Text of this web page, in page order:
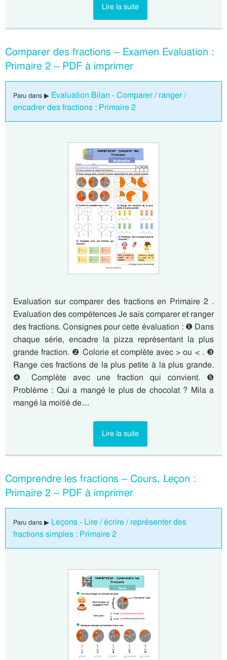
Lire la suite
Comparer des fractions – Examen Evaluation :
Primaire 2 – PDF à imprimer
Paru dans ▶ Evaluation Bilan - Comparer / ranger /
encadrer des fractions : Primaire 2
Evaluation sur comparer des fractions en Primaire 2 .
Evaluation des compétences Je sais comparer et ranger
des fractions. Consignes pour cette évaluation : ❶ Dans
chaque série, encadre la pizza représentant la plus
grande fraction. ❷ Colorie et complète avec > ou < . ❸
Range ces fractions de la plus petite à la plus grande.
❹ Complète avec une fraction qui convient. ❺
Problème : Qui a mangé le plus de chocolat ? Mila a
mangé la moitié de…
Lire la suite
Comprendre les fractions – Cours, Leçon :
Primaire 2 – PDF à imprimer
Paru dans ▶ Leçons - Lire / écrire / représenter des
fractions simples : Primaire 2